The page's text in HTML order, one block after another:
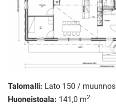
Talomalli: Lato 150 / muunnos
Huoneistoala: 141,0 m2